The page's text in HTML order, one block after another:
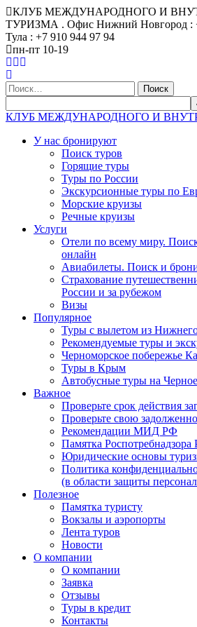
КЛУБ МЕЖДУНАРОДНОГО И
ТУРИЗМА . Офис Нижний Новгород :
Тула : +7 910 944 97 94
пн-пт 10-19
Найти:
КЛУБ МЕЖДУНАРОДНОГО И
У нас бронируют
Поиск туров
Горящие туры
Туры по России
Экскурсионные туры по
Морские круизы
Речные круизы
Услуги
Отели по всему миру.
онлайн
Авиабилеты. Поиск и
Страхование
России и за рубежом
Визы
Популярное
Туры с вылетом из
Рекомендуемые туры и
Черноморское побережье
Туры в Крым
Автобусные туры на
Важное
Проверьте срок действия
Проверьте свою
Рекомендации МИД РФ
Памятка Роспотребнадзора
Юридические основы
Политика
(в области защиты
Полезное
Памятка туристу
Вокзалы и аэропорты
Лента туров
Новости
О компании
О компании
Заявка
Отзывы
Туры в кредит
Контакты